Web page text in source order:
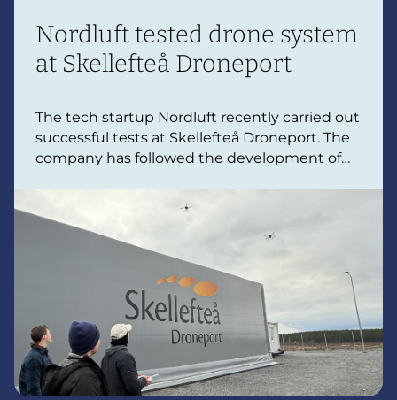
Nordluft tested drone system
at Skellefteå Droneport
The tech startup Nordluft recently carried out
successful tests at Skellefteå Droneport. The
company has followed the development of
which coordinates a group of autonomous